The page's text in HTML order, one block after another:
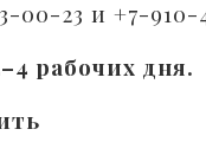
00-23 и +7-910-
рабочих дня.